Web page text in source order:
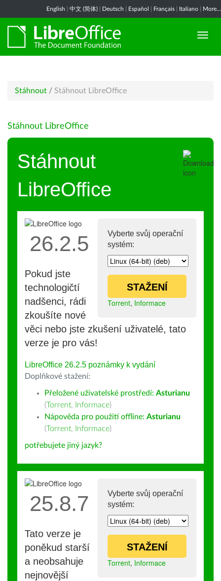
English 中文 (简体) Deutsch Español Français Italiano More...
Stáhnout / Stáhnout LibreOffice
Stáhnout LibreOffice
Stáhnout
LibreOffice
Vyberte svůj operační
systém:
STAŽENÍ
Torrent, Informace
26.2.5
Pokud jste
technologičtí
nadšenci, rádi
zkoušíte nové
věci nebo jste zkušení uživatelé, tato
verze je pro vás!
LibreOffice 26.2.5 poznámky k vydání
Doplňkové stažení:
Přeložené uživatelské prostředí: Asturianu
(Torrent, Informace)
Nápověda pro použití offline: Asturianu
(Torrent, Informace)
potřebujete jiný jazyk?
Vyberte svůj operační
systém:
STAŽENÍ
Torrent, Informace
25.8.7
Tato verze je
poněkud starší
a neobsahuje
nejnovější